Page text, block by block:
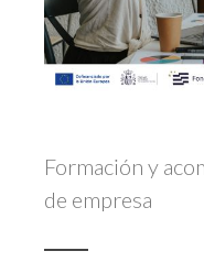
Formación y
de empresa